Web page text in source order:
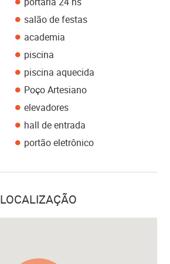
salão de festas
academia
piscina
piscina aquecida
Poço Artesiano
elevadores
hall de entrada
portão eletrônico
LOCALIZAÇÃO